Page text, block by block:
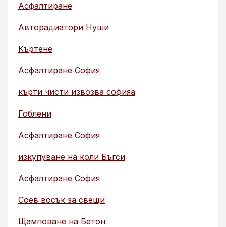
Асфалтиране
Авторадиатори Нуши
Къртене
Асфалтиране София
кърти чисти извозва софияа
Гоблени
Асфалтиране София
изкупуване на коли Бъгси
Асфалтиране София
Соев восък за свещи
Щамповане на Бетон